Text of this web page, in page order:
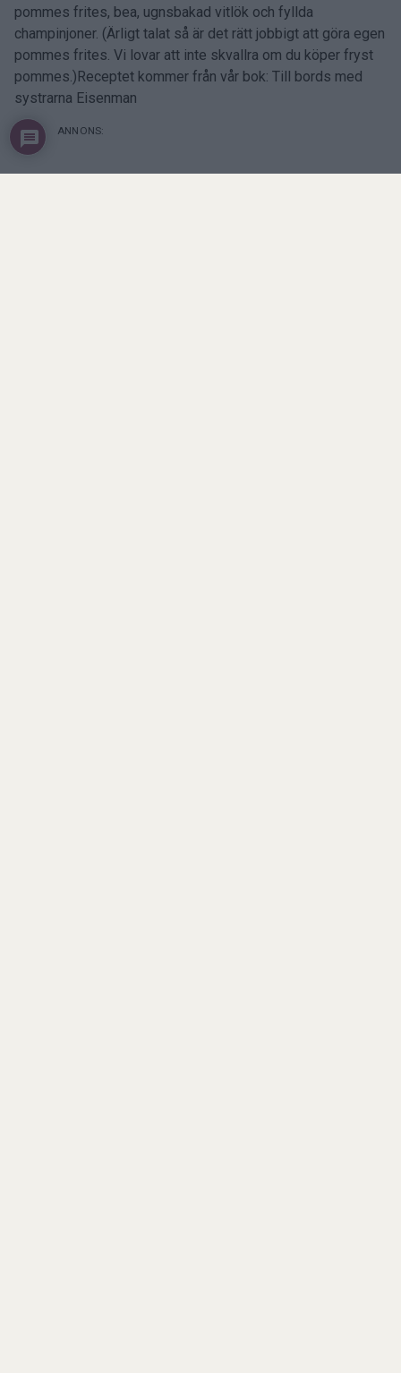
pommes frites, bea, ugnsbakad vitlök och fyllda
champinjoner. (Ärligt talat så är det rätt jobbigt att göra egen
pommes frites. Vi lovar att inte skvallra om du köper fryst
pommes.)Receptet kommer från vår bok: Till bords med
systrarna Eisenman